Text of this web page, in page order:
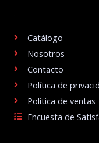
Catálogo
Nosotros
Contacto
Política de
Política de ventas
Encuesta de